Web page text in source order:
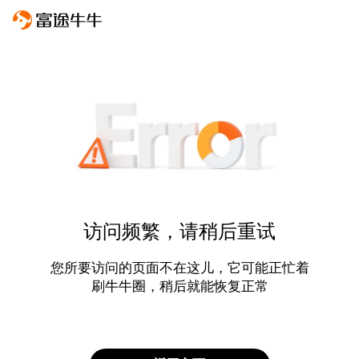
访问频繁，请稍后重试
您所要访问的页面不在这儿，它可能正忙着
刷牛牛圈，稍后就能恢复正常